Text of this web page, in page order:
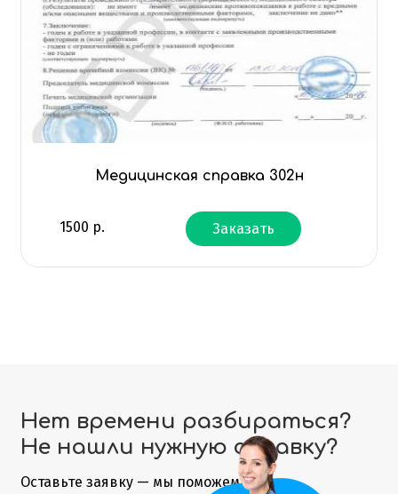
Медицинская справка 302н
1500 р. Заказать
Нет времени разбираться?
Не нашли нужную справку?
Оставьте заявку — мы поможем